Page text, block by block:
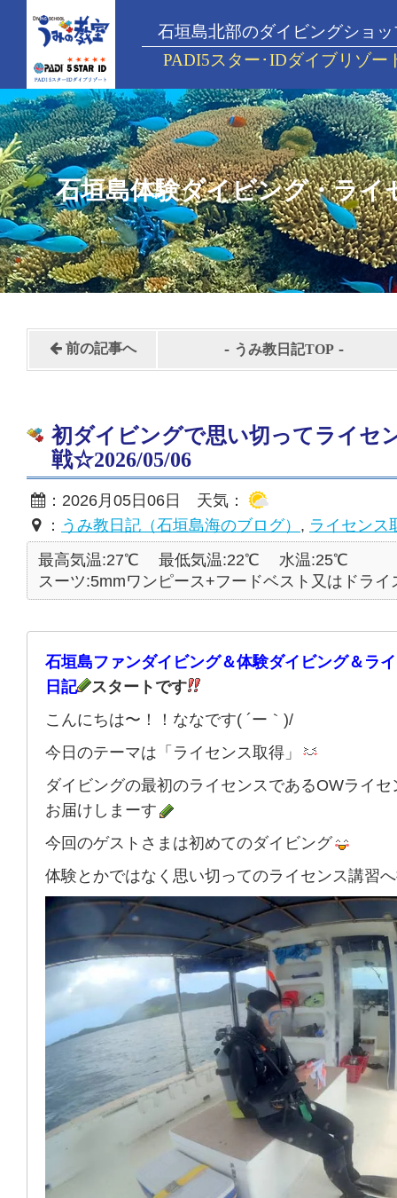
石垣島北部のダイビングショッ
PADI5スター･IDダイブリゾー
石垣島体験ダイビング・ライ
前の記事へ - うみ教日記TOP -
初ダイビングで思い切ってライセ
戦☆2026/05/06
：2026月05日06日 天気：
： うみ教日記（石垣島海のブログ） , ライセンス
最高気温:27℃
最低気温:22℃
水温:25℃
スーツ:5mmワンピース+フードベスト又はドライ
石垣島ファンダイビング＆体験ダイビング＆ラ
日記
スタートです
こんにちは〜！！ななです( ´ー｀)/
今日のテーマは「ライセンス取得」
ダイビングの最初のライセンスであるOWライ
お届けしまーす
今回のゲストさまは初めてのダイビング
体験とかではなく思い切ってのライセンス講習